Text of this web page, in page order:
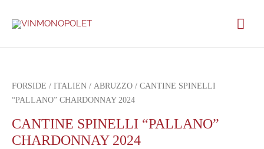
FORSIDE / ITALIEN / ABRUZZO / CANTINE SPINELLI
“PALLANO” CHARDONNAY 2024
CANTINE SPINELLI “PALLANO”
CHARDONNAY 2024